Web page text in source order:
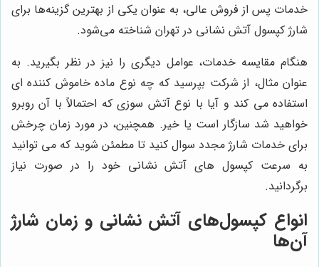
خدمات پس از فروش عالی، به عنوان یکی از بهترین گزینه‌ها برای
شارژ کپسول آتش نشانی در تهران شناخته می‌شود.
هنگام مقایسه خدمات، عوامل دیگری را نیز در نظر بگیرید. به
عنوان مثال، از شرکت بپرسید که چه نوع ماده خاموش کننده ای
استفاده می کند و آیا با نوع آتش سوزی که احتمالاً با آن روبرو
خواهید شد سازگار است یا خیر. همچنین، در مورد زمان چرخش
برای خدمات شارژ مجدد سوال کنید تا مطمئن شوید که می توانید
به سرعت کپسول های آتش نشانی خود را در صورت نیاز
برگردانید.
انواع کپسول‌های آتش نشانی و زمان شارژ
آن‌ها